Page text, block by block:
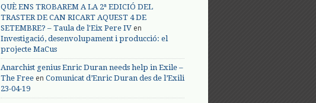
QUÈ ENS TROBAREM A LA 2ª EDICIÓ DEL
TRASTER DE CAN RICART AQUEST 4 DE
SETEMBRE? – Taula de l'Eix Pere IV en
Investigació, desenvolupament i producció: el
projecte MaCus
Anarchist genius Enric Duran needs help in Exile –
The Free en Comunicat d’Enric Duran des de l’Exili
23-04-19